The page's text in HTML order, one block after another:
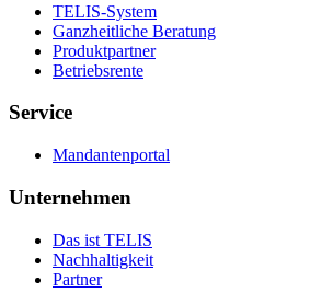
TELIS-System
Ganzheitliche Beratung
Produktpartner
Betriebsrente
Service
Mandantenportal
Unternehmen
Das ist TELIS
Nachhaltigkeit
Partner